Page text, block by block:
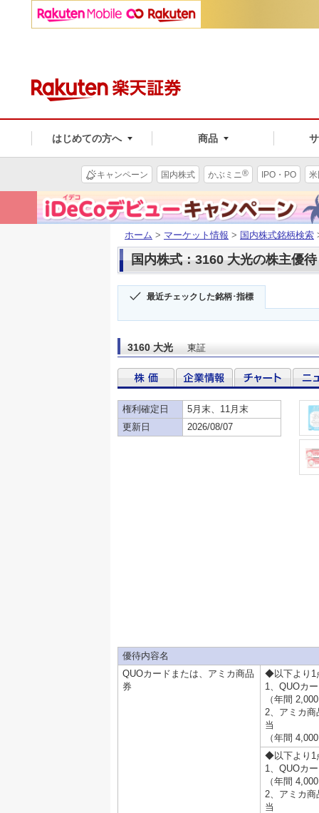
はじめての方へ 商品
キャンペーン 国内株式 かぶミニ® IPO・PO
ホーム > マーケット情報 > 国内株式銘柄検索
国内株式：3160 大光の株主優待
最近チェックした銘柄･指標
3160 大光 東証
権利確定日
5月末、11月末
更新日
2026/08/07
優待内容名
QUOカードまたは、アミカ商品
券
◆以下より1
1、QUOカ
（年間
2、アミカ
当
（年間
◆以下より1
1、QUOカ
（年間
2、アミカ
当